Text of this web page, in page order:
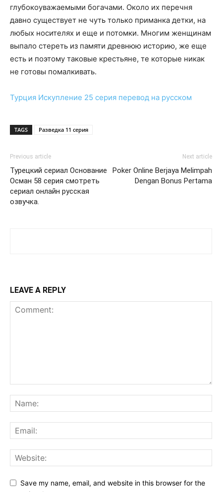
глубокоуважаемыми богачами. Около их перечня
давно существует не чуть только приманка детки, на
любых носителях и еще и потомки. Многим женщинам
выпало стереть из памяти древнюю историю, же еще
есть и поэтому таковые крестьяне, те которые никак
не готовы помалкивать.
Турция Искупление 25 серия перевод на русском
TAGS Разведка 11 серия
Previous article
Турецкий сериал Основание
Осман 58 серия смотреть
сериал онлайн русская
озвучка.
Next article
Poker Online Berjaya Melimpah
Dengan Bonus Pertama
LEAVE A REPLY
Save my name, email, and website in this browser for the